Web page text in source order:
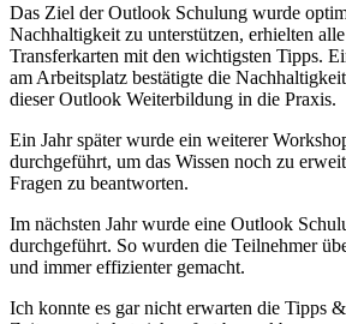
Das Ziel der Outlook Schulung wurde
Nachhaltigkeit zu unterstützen, erhielten
Transferkarten mit den wichtigsten Tipps.
am Arbeitsplatz bestätigte die
dieser Outlook Weiterbildung in die Praxis.
Ein Jahr später wurde ein weiterer
durchgeführt, um das Wissen noch zu
Fragen zu beantworten.
Im nächsten Jahr wurde eine Outlook
durchgeführt. So wurden die Teilnehmer
und immer effizienter gemacht.
Ich konnte es gar nicht erwarten die Tipps